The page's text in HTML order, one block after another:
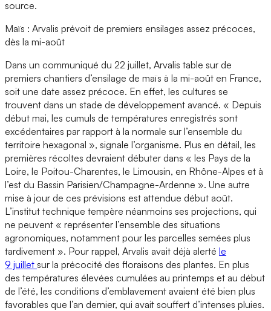
source.
Maïs : Arvalis prévoit de premiers ensilages assez précoces,
dès la mi-août
Dans un communiqué du 22 juillet, Arvalis table sur de
premiers chantiers d’ensilage de maïs à la mi-août en France,
soit une date assez précoce. En effet, les cultures se
trouvent dans un stade de développement avancé. « Depuis
début mai, les cumuls de températures enregistrés sont
excédentaires par rapport à la normale sur l’ensemble du
territoire hexagonal », signale l’organisme. Plus en détail, les
premières récoltes devraient débuter dans « les Pays de la
Loire, le Poitou-Charentes, le Limousin, en Rhône-Alpes et à
l’est du Bassin Parisien/Champagne-Ardenne ». Une autre
mise à jour de ces prévisions est attendue début août.
L’institut technique tempère néanmoins ses projections, qui
ne peuvent « représenter l’ensemble des situations
agronomiques, notamment pour les parcelles semées plus
tardivement ». Pour rappel, Arvalis avait déjà alerté le
9 juillet sur la précocité des floraisons des plantes. En plus
des températures élevées cumulées au printemps et au début
de l’été, les conditions d’emblavement avaient été bien plus
favorables que l’an dernier, qui avait souffert d’intenses pluies.